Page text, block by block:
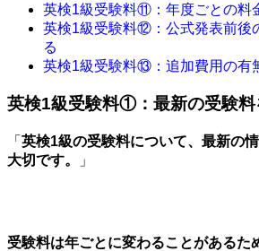
英検1級受験料⑪：年度ごとの料
英検1級受験料⑫：公式発表前後
る
英検1級受験料⑬：追加費用の有
英検1級受験料①：最新の受験料
「 英検1級の受験料について、最新の
大切です。
」
受験料は年ごとに変わることがあるた